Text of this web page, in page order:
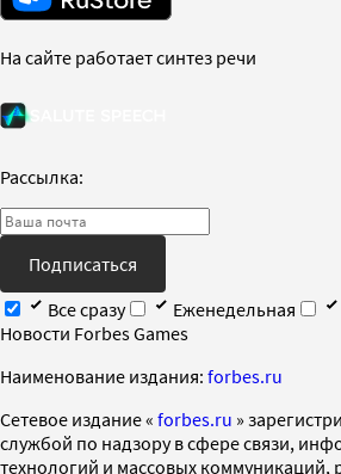
На сайте работает синтез речи
Рассылка:
Подписаться
Все сразу
Еженедельная
Новости Forbes Games
Наименование издания: forbes.ru
Cетевое издание « forbes.ru »
службой по надзору в сфере связи,
технологий и массовых коммуникаций,